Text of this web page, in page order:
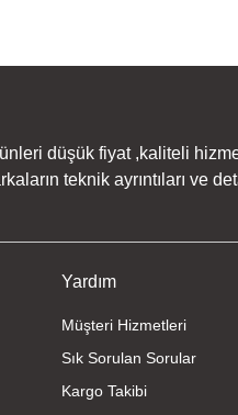
düşük fiyat ,kaliteli
teknik ayrıntıları ve
Yardım
Müşteri Hizmetleri
Sık Sorulan Sorular
Kargo Takibi